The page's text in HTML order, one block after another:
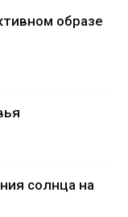
образе
солнца на